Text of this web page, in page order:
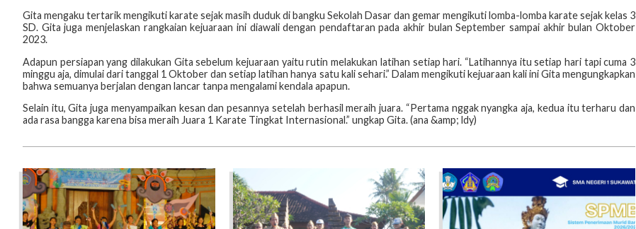
Gita mengaku tertarik mengikuti karate sejak masih duduk di bangku Sekolah Dasar dan gemar mengikuti lomba-lomba karate sejak kelas 3
SD. Gita juga menjelaskan rangkaian kejuaraan ini diawali dengan pendaftaran pada akhir bulan September sampai akhir bulan Oktober
2023.
Adapun persiapan yang dilakukan Gita sebelum kejuaraan yaitu rutin melakukan latihan setiap hari. “Latihannya itu setiap hari tapi cuma 3
minggu aja, dimulai dari tanggal 1 Oktober dan setiap latihan hanya satu kali sehari.” Dalam mengikuti kejuaraan kali ini Gita mengungkapkan
bahwa semuanya berjalan dengan lancar tanpa mengalami kendala apapun.
Selain itu, Gita juga menyampaikan kesan dan pesannya setelah berhasil meraih juara. “Pertama nggak nyangka aja, kedua itu terharu dan
ada rasa bangga karena bisa meraih Juara 1 Karate Tingkat Internasional.” ungkap Gita. (ana &amp; ldy)